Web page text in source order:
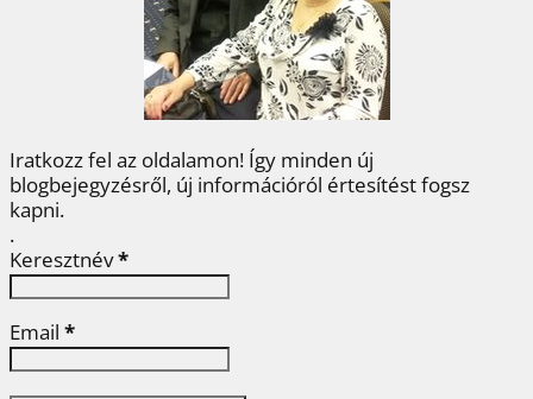
o
k
r
e
s
t
I
n
e
g
Iratkozz fel az oldalamon! Így minden új
blogbejegyzésről, új információról értesítést fogsz
kapni.
.
Keresztnév*
Email *